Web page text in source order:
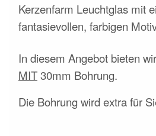
Kerzenfarm Leuchtglas mit
fantasievollen, farbigen
In diesem Angebot bieten
MIT30mm Bohrung.
Die Bohrung wird extra für